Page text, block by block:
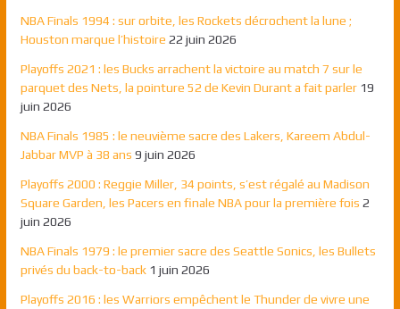
NBA Finals 1994 : sur orbite, les Rockets décrochent la lune ;
Houston marque l’histoire 22 juin 2026
Playoffs 2021 : les Bucks arrachent la victoire au match 7 sur le
parquet des Nets, la pointure 52 de Kevin Durant a fait parler 19
juin 2026
NBA Finals 1985 : le neuvième sacre des Lakers, Kareem Abdul-
Jabbar MVP à 38 ans 9 juin 2026
Playoffs 2000 : Reggie Miller, 34 points, s’est régalé au Madison
Square Garden, les Pacers en finale NBA pour la première fois 2
juin 2026
NBA Finals 1979 : le premier sacre des Seattle Sonics, les Bullets
privés du back-to-back 1 juin 2026
Playoffs 2016 : les Warriors empêchent le Thunder de vivre une